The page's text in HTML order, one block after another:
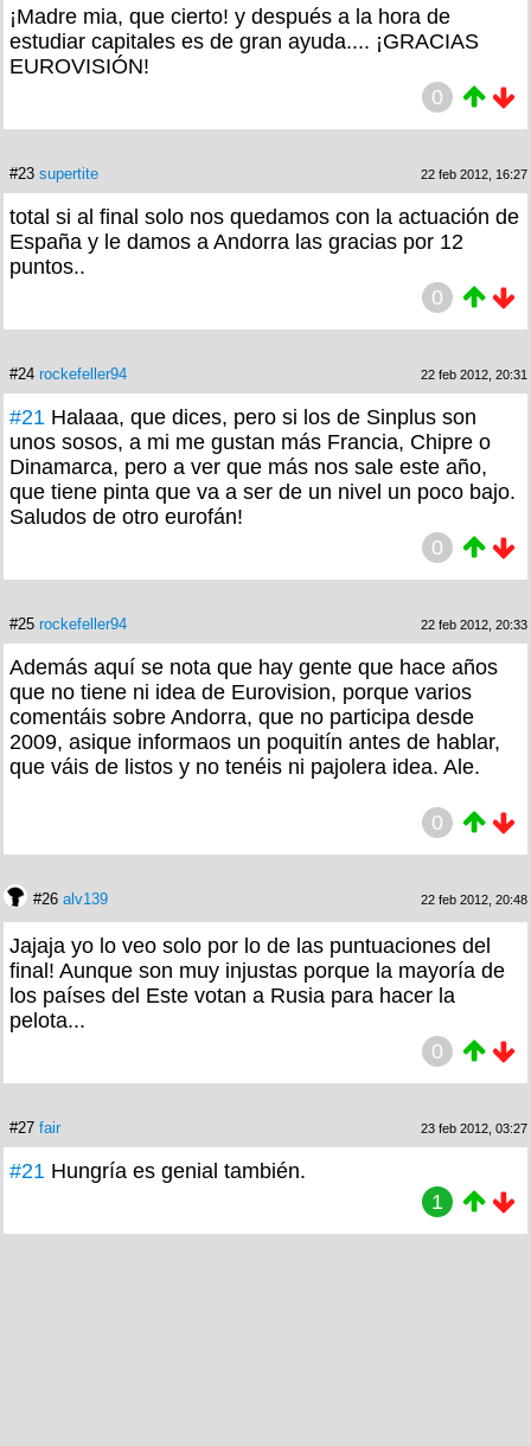
¡Madre mia, que cierto! y después a la hora de
estudiar capitales es de gran ayuda.... ¡GRACIAS
EUROVISIÓN!
0
#23 supertite 22 feb 2012, 16:27
total si al final solo nos quedamos con la actuación de
España y le damos a Andorra las gracias por 12
puntos..
0
#24 rockefeller94 22 feb 2012, 20:31
#21 Halaaa, que dices, pero si los de Sinplus son
unos sosos, a mi me gustan más Francia, Chipre o
Dinamarca, pero a ver que más nos sale este año,
que tiene pinta que va a ser de un nivel un poco bajo.
Saludos de otro eurofán!
0
#25 rockefeller94 22 feb 2012, 20:33
Además aquí se nota que hay gente que hace años
que no tiene ni idea de Eurovision, porque varios
comentáis sobre Andorra, que no participa desde
2009, asique informaos un poquitín antes de hablar,
que váis de listos y no tenéis ni pajolera idea. Ale.
0
#26 alv139 22 feb 2012, 20:48
Jajaja yo lo veo solo por lo de las puntuaciones del
final! Aunque son muy injustas porque la mayoría de
los países del Este votan a Rusia para hacer la
pelota...
0
#27 fair 23 feb 2012, 03:27
#21 Hungría es genial también.
1